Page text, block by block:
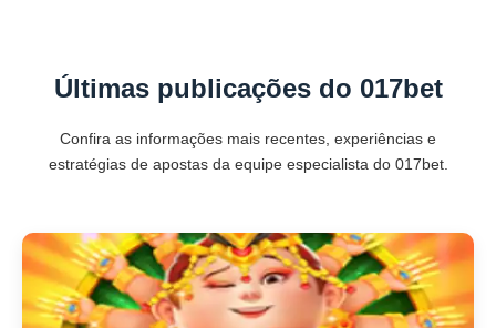
Últimas publicações do 017bet
Confira as informações mais recentes, experiências e
estratégias de apostas da equipe especialista do 017bet.